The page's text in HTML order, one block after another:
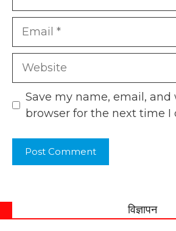
Email
Website
Save my name, email,
browser for the next time I
विज्ञापन